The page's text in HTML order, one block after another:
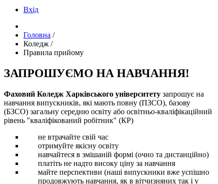
Вхід
Головна /
Коледж /
Правила прийому
ЗАПРОШУЄМО НА НАВЧАННЯ!
Фаховий Коледж Харківського університету запрошує на
навчання випускників, які мають повну (ПЗСО), базову
(БЗСО) загальну середню освіту або освітньо-кваліфікаційний
рівень "кваліфікований робітник" (КР)
не втрачайте свій час
отримуйте якісну освіту
навчайтеся в змішаній формі (очно та дистанційно)
платіть не надто високу ціну за навчання
майте перспективи (наші випускники вже успішно
продовжують навчання, як в вітчизняних так і у